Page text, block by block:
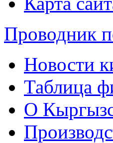
Проводник
Новости
Таблица
О